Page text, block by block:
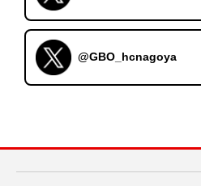
@GBO_hcnagoya